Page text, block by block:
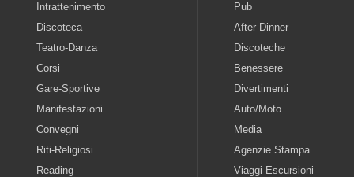
Intrattenimento
Discoteca
Teatro-Danza
Corsi
Gare-Sportive
Manifestazioni
Convegni
Riti-Religiosi
Reading
Pub
After Dinner
Discoteche
Benessere
Divertimenti
Auto/Moto
Media
Agenzie Stampa
Viaggi Escursioni